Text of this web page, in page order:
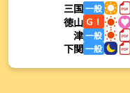
【ボートレース】４枠で
スをします」／常滑 - 日刊
2026年08月03日
【ボートレース】広瀬凜
三国一般
徳山 ＧⅠ
津一般
下関一般